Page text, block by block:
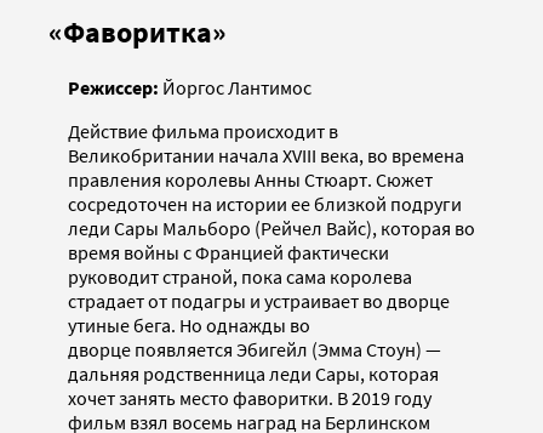
«Фаворитка»
Режиссер: Йоргос Лантимос
Действие фильма происходит в
Великобритании начала XVIII века, во времена
правления королевы Анны Стюарт. Сюжет
сосредоточен на истории ее близкой подруги
леди Сары Мальборо (Рейчел Вайс), которая во
время войны с Францией фактически
руководит страной, пока сама королева
страдает от подагры и устраивает во дворце
утиные бега. Но однажды во
дворце появляется Эбигейл (Эмма Стоун) —
дальняя родственница леди Сары, которая
хочет занять место фаворитки. В 2019 году
фильм взял восемь наград на Берлинском